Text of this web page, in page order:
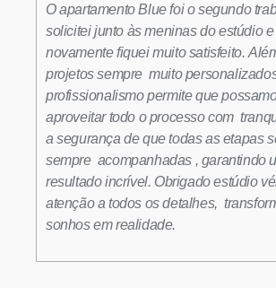
O apartamento Blue foi o segundo
solicitei junto às meninas do estúdio e
novamente fiquei muito satisfeito.
projetos sempre muito
profissionalismo permite que
aproveitar todo o processo com
a segurança de que todas as etapas
sempre acompanhadas , garantindo
resultado incrível. Obrigado estúdio
atenção a todos os detalhes,
sonhos em realidade.